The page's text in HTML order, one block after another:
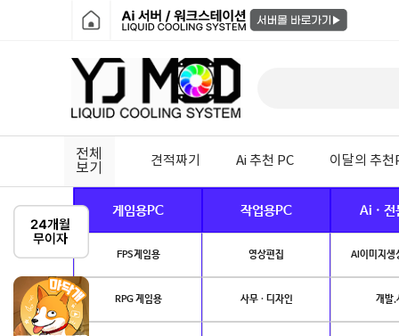
전체
보기
견적짜기 Ai 추천 PC 이달의 추천
게임용PC 작업용PC Ai · 전
FPS게임용 영상편집 AI이미지생
RPG 게임용 사무 · 디자인 개발.